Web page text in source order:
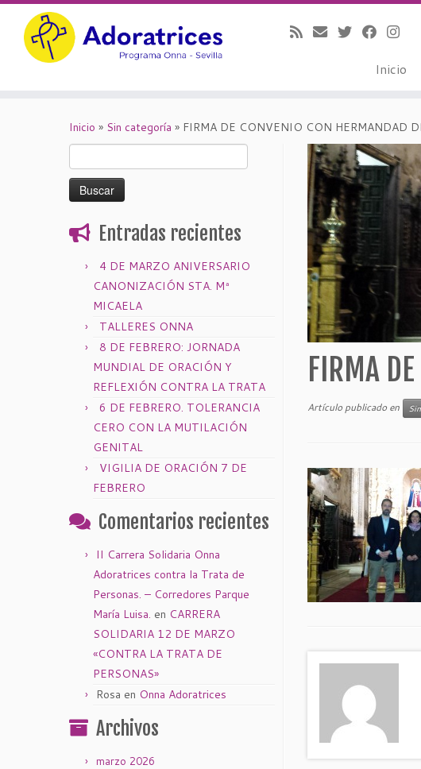
Inicio
Inicio » Sin categoría » FIRMA DE CONVENIO CON HERMANDAD
Entradas recientes
4 DE MARZO ANIVERSARIO
CANONIZACIÓN STA. Mª
MICAELA
TALLERES ONNA
8 DE FEBRERO: JORNADA
MUNDIAL DE ORACIÓN Y
REFLEXIÓN CONTRA LA TRATA
6 DE FEBRERO. TOLERANCIA
CERO CON LA MUTILACIÓN
GENITAL
VIGILIA DE ORACIÓN 7 DE
FEBRERO
Comentarios recientes
II Carrera Solidaria Onna
Adoratrices contra la Trata de
Personas. – Corredores Parque
María Luisa. en CARRERA
SOLIDARIA 12 DE MARZO
«CONTRA LA TRATA DE
PERSONAS»
Rosa en Onna Adoratrices
Archivos
marzo 2026
FIRMA
Artículo publicado en